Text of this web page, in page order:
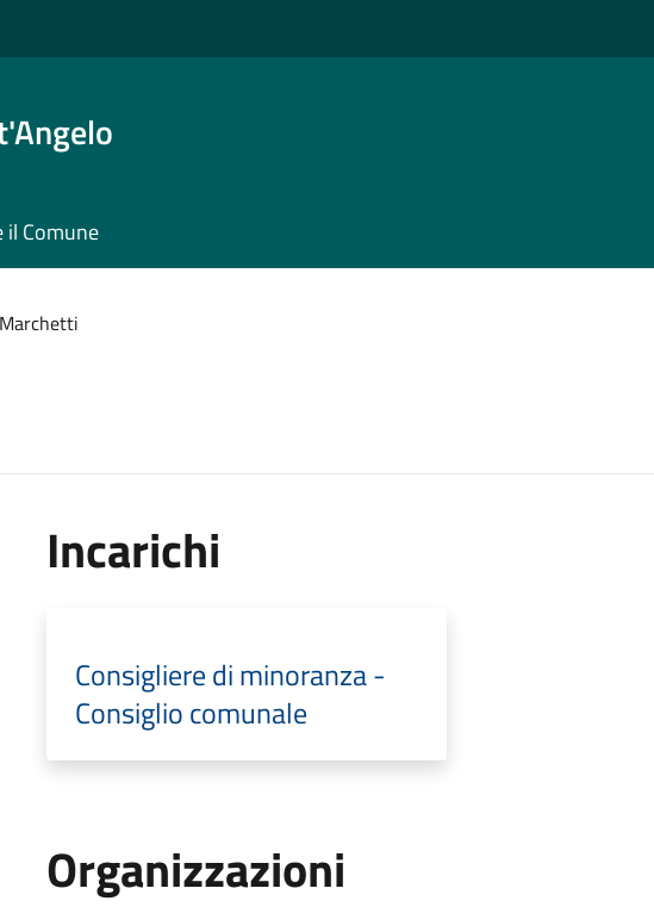
il Comune
Incarichi
Consigliere di minoranza -
Consiglio comunale
Organizzazioni